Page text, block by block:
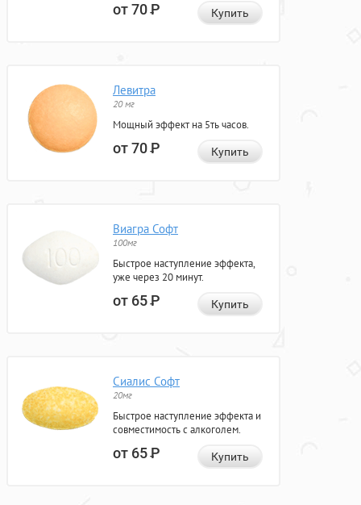
от 70Р Купить
Левитра
20 мг
Мощный эффект на 5ть часов.
от 70Р Купить
Виагра Софт
100мг
Быстрое наступление эффекта,
уже через 20 минут.
от 65Р Купить
Сиалис Софт
20мг
Быстрое наступление эффекта и
совместимость с алкоголем.
от 65Р Купить